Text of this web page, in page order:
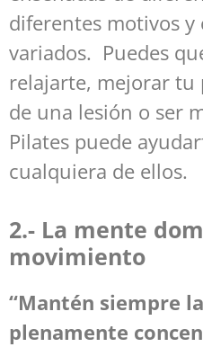
diferentes motivos y
variados. Puedes
relajarte, mejorar
de una lesión o ser
Pilates puede
cualquiera de ellos.
2.- La mente
movimiento
“Mantén siempre
plenamente